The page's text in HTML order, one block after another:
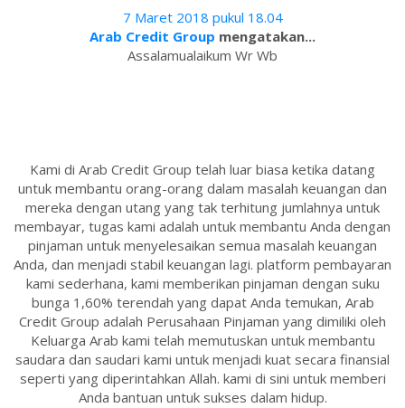
7 Maret 2018 pukul 18.04
Arab Credit Group mengatakan...
Assalamualaikum Wr Wb
Kami di Arab Credit Group telah luar biasa ketika datang
untuk membantu orang-orang dalam masalah keuangan dan
mereka dengan utang yang tak terhitung jumlahnya untuk
membayar, tugas kami adalah untuk membantu Anda dengan
pinjaman untuk menyelesaikan semua masalah keuangan
Anda, dan menjadi stabil keuangan lagi. platform pembayaran
kami sederhana, kami memberikan pinjaman dengan suku
bunga 1,60% terendah yang dapat Anda temukan, Arab
Credit Group adalah Perusahaan Pinjaman yang dimiliki oleh
Keluarga Arab kami telah memutuskan untuk membantu
saudara dan saudari kami untuk menjadi kuat secara finansial
seperti yang diperintahkan Allah. kami di sini untuk memberi
Anda bantuan untuk sukses dalam hidup.